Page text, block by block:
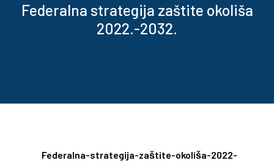
Federalna strategija zaštite okoliša
2022.-2032.
Federalna-strategija-zaštite-okoliša-2022-